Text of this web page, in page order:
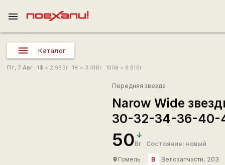
menu
Каталог
Пт, 7 Авг 1 $ = 2.96 Br 1€ = 3.41 Br 100₴ = 6.61 Br
Передняя звезда
Narow Wide
30-32-34-36-40-
50Br Состояние: новый
place Гомель В
Велозапчасти, 203